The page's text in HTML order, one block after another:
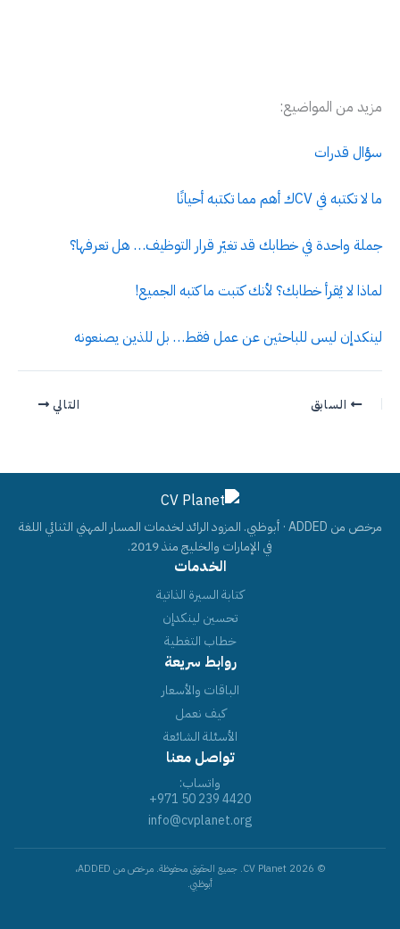
مزيد من المواضيع:
سؤال قدرات
ما لا تكتبه في CVك أهم مما تكتبه أحيانًا
جملة واحدة في خطابك قد تغيّر قرار التوظيف… هل تعرفها؟
لماذا لا يُقرأ خطابك؟ لأنك كتبت ما كتبه الجميع!
لينكدإن ليس للباحثين عن عمل فقط… بل للذين يصنعونه
السابق التالي
مرخص من ADDED · أبوظبي. المزود الرائد لخدمات المسار المهني الثنائي اللغة
في الإمارات والخليج منذ 2019.
الخدمات
كتابة السيرة الذاتية
تحسين لينكدإن
خطاب التغطية
روابط سريعة
الباقات والأسعار
كيف نعمل
الأسئلة الشائعة
تواصل معنا
واتساب:
+971 50 239 4420
info@cvplanet.org
© 2026 CV Planet. جميع الحقوق محفوظة. مرخص من ADDED،
أبوظبي.